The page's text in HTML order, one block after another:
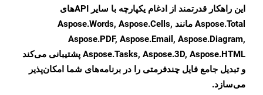
این راهکار قدرتمند از ادغام یکپارچه با سایر APIهای
Aspose.Total مانند Aspose.Words, Aspose.Cells,
Aspose.PDF, Aspose.Email, Aspose.Diagram,
Aspose.Tasks, Aspose.3D, Aspose.HTML پشتیبانی می‌کند
و تبدیل جامع فایل چندفرمتی را در برنامه‌های شما امکان‌پذیر
می‌سازد.